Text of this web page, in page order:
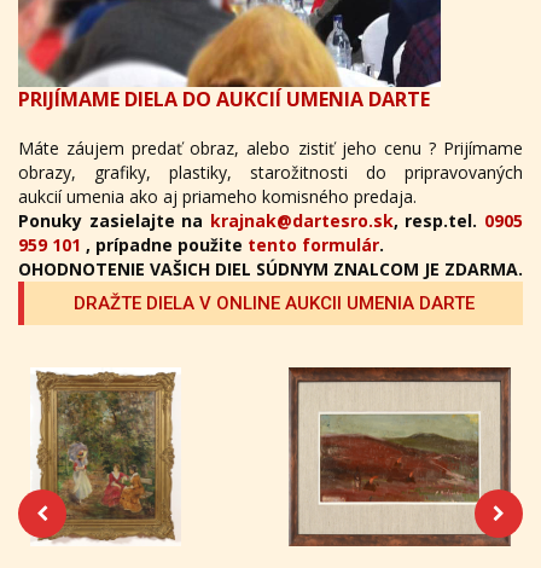
PRIJÍMAME DIELA DO AUKCIÍ UMENIA DARTE
Máte záujem predať obraz, alebo zistiť jeho cenu ? Prijímame
obrazy, grafiky, plastiky, starožitnosti do pripravovaných
aukcií umenia ako aj priameho komisného predaja.
Ponuky zasielajte na krajnak@dartesro.sk, resp.tel. 0905
959 101 , prípadne použite tento formulár.
OHODNOTENIE VAŠICH DIEL SÚDNYM ZNALCOM JE ZDARMA.
DRAŽTE DIELA V ONLINE AUKCII UMENIA DARTE